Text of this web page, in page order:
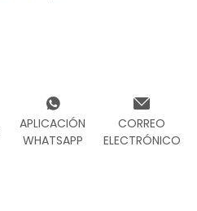
APLICACIÓN
WHATSAPP
CORREO
ELECTRÓNICO